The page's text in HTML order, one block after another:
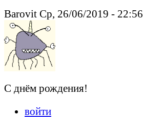
Barovit Ср, 26/06/2019 - 22:56
С днём рождения!
войти